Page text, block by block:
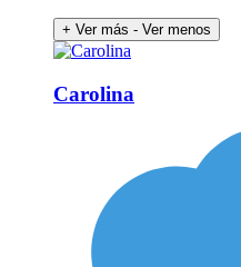
+ Ver más - Ver menos
Carolina